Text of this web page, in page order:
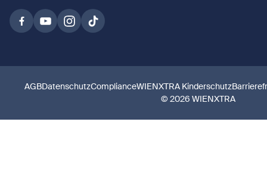
© 2026 WIENXTRA
AGBDatenschutzComplianceWIENXTRA Kinderschutz